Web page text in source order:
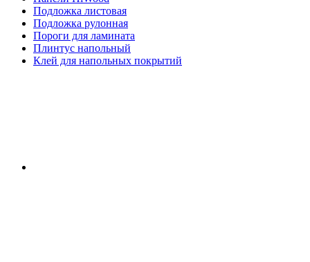
Подложка листовая
Подложка рулонная
Пороги для ламината
Плинтус напольный
Клей для напольных покрытий